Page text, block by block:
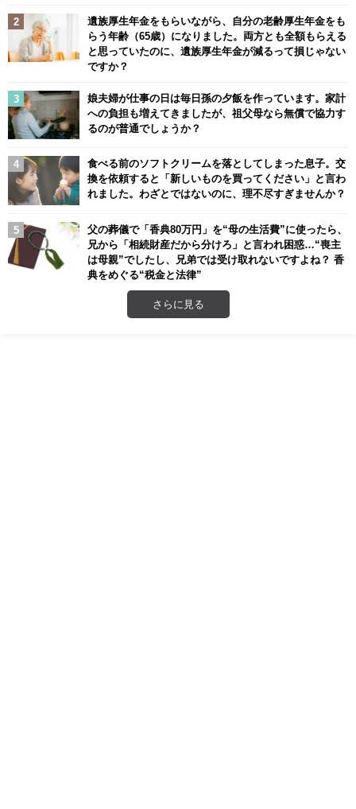
遺族厚生年金をもらいながら、自分の老齢厚生年金をも
らう年齢（65歳）になりました。両方とも全額もらえる
と思っていたのに、遺族厚生年金が減るって損じゃない
ですか？
娘夫婦が仕事の日は毎日孫の夕飯を作っています。家計
への負担も増えてきましたが、祖父母なら無償で協力す
るのが普通でしょうか？
食べる前のソフトクリームを落としてしまった息子。交
換を依頼すると「新しいものを買ってください」と言わ
れました。わざとではないのに、理不尽すぎませんか？
父の葬儀で「香典80万円」を“母の生活費”に使ったら、
兄から「相続財産だから分けろ」と言われ困惑…“喪主
は母親”でしたし、兄弟では受け取れないですよね？ 香
典をめぐる“税金と法律”
さらに見る